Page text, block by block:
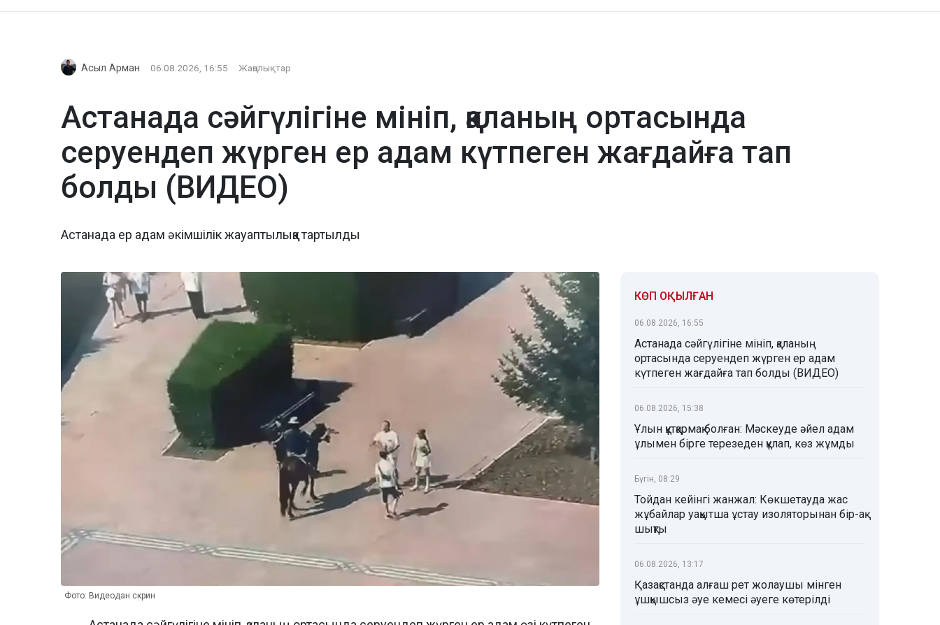
Асыл Арман 06.08.2026, 16:55 Жаңалықтар
Астанада сәйгүлігіне мініп, қаланың ортасында
серуендеп жүрген ер адам күтпеген жағдайға тап
болды (ВИДЕО)
Астанада ер адам әкімшілік жауаптылыққа тартылды
Фото: Видеодан скрин
КӨП ОҚЫЛҒАН
06.08.2026, 16:55
Астанада сәйгүлігіне мініп, қаланың
ортасында серуендеп жүрген ер адам
күтпеген жағдайға тап болды (ВИДЕО)
06.08.2026, 15:38
Ұлын құтқармақ болған: Мәскеуде әйел адам
ұлымен бірге терезеден құлап, көз жұмды
Бүгін, 08:29
Тойдан кейінгі жанжал: Көкшетауда жас
жұбайлар уақытша ұстау изоляторынан бір-ақ
шықты
06.08.2026, 13:17
Қазақстанда алғаш рет жолаушы мінген
ұшқышсыз әуе кемесі әуеге көтерілді